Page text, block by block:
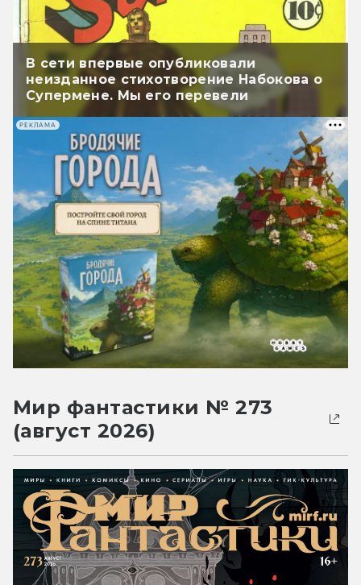
В сети впервые опубликовали
неизданное стихотворение Набокова о
Супермене. Мы его перевели
РЕКЛАМА
Мир фантастики № 273
(август 2026)